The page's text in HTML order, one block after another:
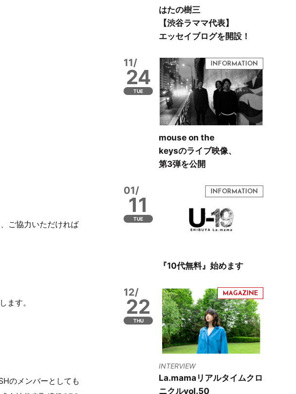
ご協力いただければ
ます。
のメンバーとしても
はたの樹三
【渋谷ラママ代表】
エッセイブログを開設！
11/
24
TUE
mouse on the
keysのライブ映像、
第3弾を公開
01/
11
TUE
『10代無料』始めます
12/
22
THU
INTERVIEW
La.mamaリアルタイムクロ
ニクルvol.50